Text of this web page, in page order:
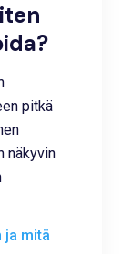
pitkä
näkyvin